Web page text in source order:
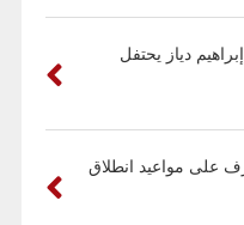
دياز يحتفل
على مواعيد انطلاق